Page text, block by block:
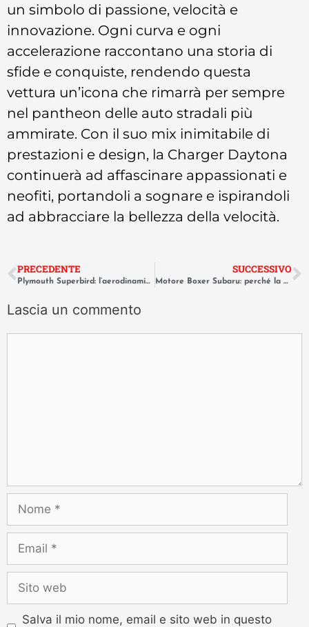
un simbolo di passione, velocità e
innovazione. Ogni curva e ogni
accelerazione raccontano una storia di
sfide e conquiste, rendendo questa
vettura un’icona che rimarrà per sempre
nel pantheon delle auto stradali più
ammirate. Con il suo mix inimitabile di
prestazioni e design, la Charger Daytona
continuerà ad affascinare appassionati e
neofiti, portandoli a sognare e ispirandoli
ad abbracciare la bellezza della velocità.
PRECEDENTE
Plymouth Superbird: l’aerodinamica estrema nata per la NASCAR
SUCCESSIVO
Motore Boxer Subaru: perché la configurazione piatta è un culto tecnico
Lascia un commento
Salva il mio nome, email e sito web in questo